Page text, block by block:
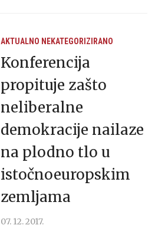
AKTUALNO NEKATEGORIZIRANO
Konferencija
propituje zašto
neliberalne
demokracije nailaze
na plodno tlo u
istočnoeuropskim
zemljama
07. 12. 2017.